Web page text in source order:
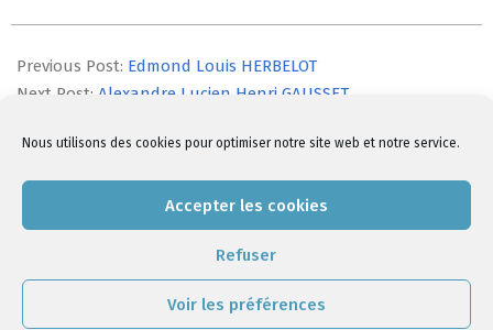
Nous utilisons des cookies pour optimiser notre site web et notre service.
Accepter les cookies
Refuser
Voir les préférences
07-
24
Previous Post: Edmond Louis HERBELOT
Next Post: Alexandre Lucien Henri GAUSSET
Comments are closed, but